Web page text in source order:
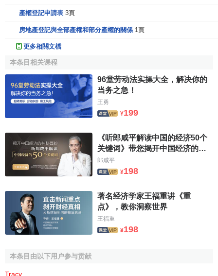
有法人資本應享有的權益的變動晴況；
、地址、主管部門變動的情況等。
(3)企業國有產權
少變動的各項原因，變動的數量等。
(4)企業產權變動後的情況。其內容包括出資單位的名
稱、投資額、股權比例等，以及企業變動後產權登記碼的變
更。
號，企業主管部門的審查意見，產權登記主管機關的審定意
見。
3．註銷產權登記表的內容
(1)企業註銷前的一般情況。其具體內容同占有產權登記
表。
(2)企業的資產 所有者權益
產、負債所有者權益在不同時點上數量，上一次審定數、
產權登記申請表 3頁
房地產登記與全部產權和部分產權的關係 1頁
更多相關文檔
本条目相关课程
96堂劳动法实操大全，解决你的
当务之急！
王勇
¥199
《听郎咸平解读中国的经济50个
关键词》带您揭开中国经济的神
秘面纱
郎咸平
¥198
著名经济学家王福重讲《重
点》，教你洞察世界
王福重
¥198
本条目由以下用户参与贡献
Tracy.